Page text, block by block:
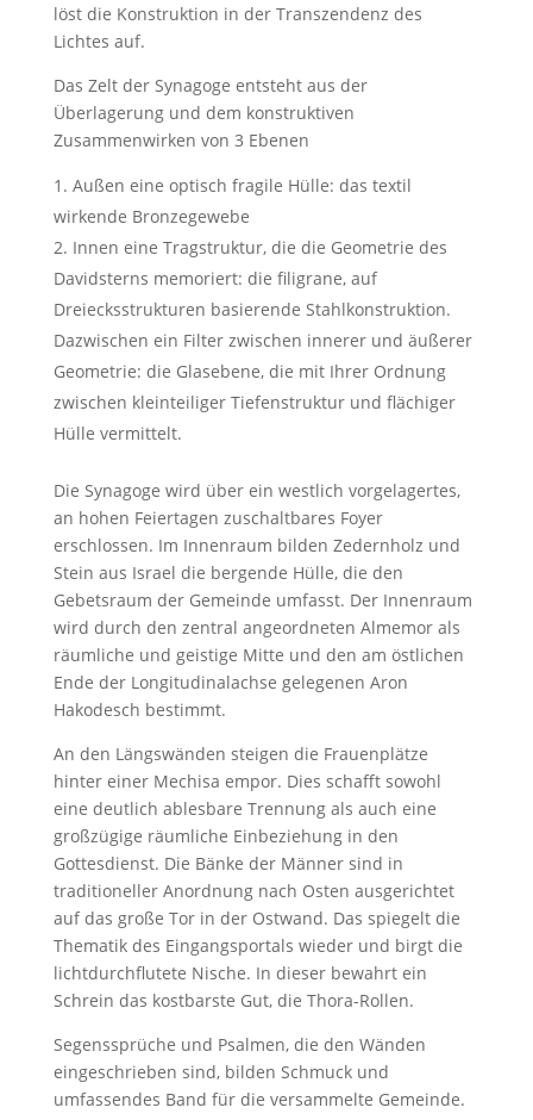
löst die Konstruktion in der Transzendenz des
Lichtes auf.
Das Zelt der Synagoge entsteht aus der
Überlagerung und dem konstruktiven
Zusammenwirken von 3 Ebenen
Außen eine optisch fragile Hülle: das textil
wirkende Bronzegewebe
Innen eine Tragstruktur, die die Geometrie des
Davidsterns memoriert: die filigrane, auf
Dreiecksstrukturen basierende Stahlkonstruktion.
Dazwischen ein Filter zwischen innerer und äußerer
Geometrie: die Glasebene, die mit Ihrer Ordnung
zwischen kleinteiliger Tiefenstruktur und flächiger
Hülle vermittelt.
Die Synagoge wird über ein westlich vorgelagertes,
an hohen Feiertagen zuschaltbares Foyer
erschlossen. Im Innenraum bilden Zedernholz und
Stein aus Israel die bergende Hülle, die den
Gebetsraum der Gemeinde umfasst. Der Innenraum
wird durch den zentral angeordneten Almemor als
räumliche und geistige Mitte und den am östlichen
Ende der Longitudinalachse gelegenen Aron
Hakodesch bestimmt.
An den Längswänden steigen die Frauenplätze
hinter einer Mechisa empor. Dies schafft sowohl
eine deutlich ablesbare Trennung als auch eine
großzügige räumliche Einbeziehung in den
Gottesdienst. Die Bänke der Männer sind in
traditioneller Anordnung nach Osten ausgerichtet
auf das große Tor in der Ostwand. Das spiegelt die
Thematik des Eingangsportals wieder und birgt die
lichtdurchflutete Nische. In dieser bewahrt ein
Schrein das kostbarste Gut, die Thora-Rollen.
Segenssprüche und Psalmen, die den Wänden
eingeschrieben sind, bilden Schmuck und
umfassendes Band für die versammelte Gemeinde.